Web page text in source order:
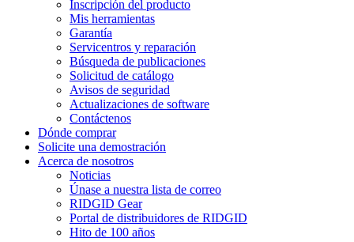
Inscripción del producto
Mis herramientas
Garantía
Servicentros y reparación
Búsqueda de publicaciones
Solicitud de catálogo
Avisos de seguridad
Actualizaciones de software
Contáctenos
Dónde comprar
Solicite una demostración
Acerca de nosotros
Noticias
Únase a nuestra lista de correo
RIDGID Gear
Portal de distribuidores de RIDGID
Hito de 100 años